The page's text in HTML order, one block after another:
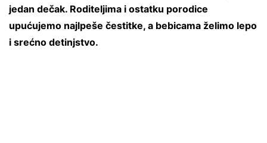
jedan dečak. Roditeljima i ostatku porodice
upućujemo najlpeše čestitke, a bebicama želimo lepo
i srećno detinjstvo.